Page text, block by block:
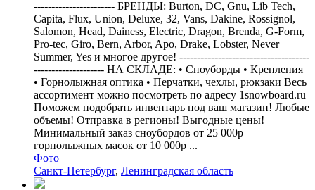
----------------------- БРЕНДЫ: Burton, DC, Gnu, Lib Tech,
Capita, Flux, Union, Deluxe, 32, Vans, Dakine, Rossignol,
Salomon, Head, Dainess, Electric, Dragon, Brenda, G-Form,
Pro-tec, Giro, Bern, Arbor, Apo, Drake, Lobster, Never
Summer, Yes и многое другое! -------------------------------------
-------------------- НА СКЛАДЕ: • Сноуборды • Крепления
• Горнолыжная оптика • Перчатки, чехлы, рюкзаки Весь
ассортимент можно посмотреть по адресу 1snowboard.ru
Поможем подобрать инвентарь под ваш магазин! Любые
объемы! Отправка в регионы! Выгодные цены!
Минимальный заказ сноубордов от 25 000р
горнолыжных масок от 10 000р ...
Фото
Санкт-Петербург, Ленинградская область